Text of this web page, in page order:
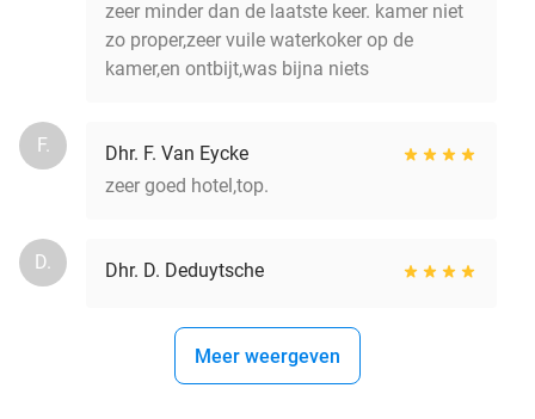
zeer minder dan de laatste keer. kamer niet
zo proper,zeer vuile waterkoker op de
kamer,en ontbijt,was bijna niets
F.
Dhr. F. Van Eycke
zeer goed hotel,top.
D. Dhr. D. Deduytsche
Meer weergeven